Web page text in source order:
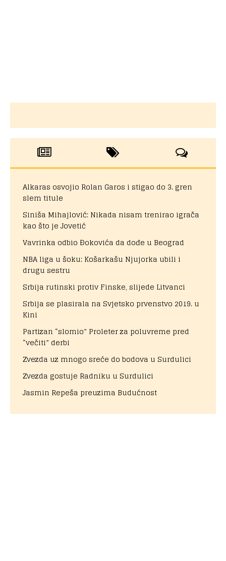
Alkaras osvojio Rolan Garos i stigao do 3. gren
slem titule
Siniša Mihajlović: Nikada nisam trenirao igrača
kao što je Jovetić
Vavrinka odbio Đokovića da dođe u Beograd
NBA liga u šoku: Košarkašu Njujorka ubili i
drugu sestru
Srbija rutinski protiv Finske, slijede Litvanci
Srbija se plasirala na Svjetsko prvenstvo 2019. u
Kini
Partizan “slomio” Proleter za poluvreme pred
“večiti” derbi
Zvezda uz mnogo sreće do bodova u Surdulici
Zvezda gostuje Radniku u Surdulici
Jasmin Repeša preuzima Budućnost